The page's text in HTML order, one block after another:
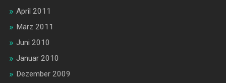
April 2011
März 2011
Juni 2010
Januar 2010
Dezember 2009